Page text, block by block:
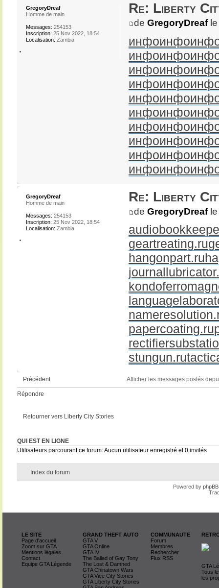
Re: Liberty
de GregoryDreafle
инфоинфо
инфоинфо
инфоинфо
инфоинфо
инфоинфо
инфоинфо
инфоинфо
инфоинфо
инфоинфо
инфоинфо
GregoryDreaf
Homme de main
Messages: 254153
Inscription: 25 Nov 2022, 18:54
Localisation: Zambia
Re: Liberty
de GregoryDreafle
geartreating.ru
hangonpart.ru
papercoating.ru
stungun.ru
GregoryDreaf
Homme de main
Messages: 254153
Inscription: 25 Nov 2022, 18:54
Localisation: Zambia
Précédent Afficher les messages postés
Répondre
Retourner vers Liberty City Stories
QUI EST EN LIGNE
Utilisateurs parcourant ce forum: Aucun utilisateur enregistré et 0 invités
Index du forum
Powered by phpBB
LE SITE
Page d'accueil
Zoom sur GTA
Mentions légales
Contact
Equipe GTA Légende
GRAND THEFT AUTO
GTA V
GTA Online
GTA IV
The Ballad of Gay Tony
The Lost & Damned
GTA Chinatown Wars
GTA Vice City Stories
GTA Liberty City Stories
COMMUNAUTE
Forum
Membres
Rechercher
Flux RSS
GTA
Tous
les